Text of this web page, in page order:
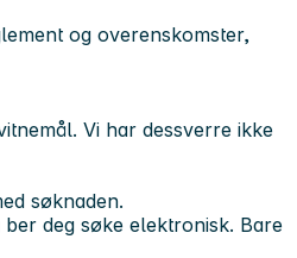
og overenskomster,
Vi har dessverre ikke
søknaden.
deg søke elektronisk. Bare